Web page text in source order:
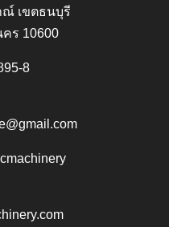
ณ์ เขตธนบุรี
ร 10600
8